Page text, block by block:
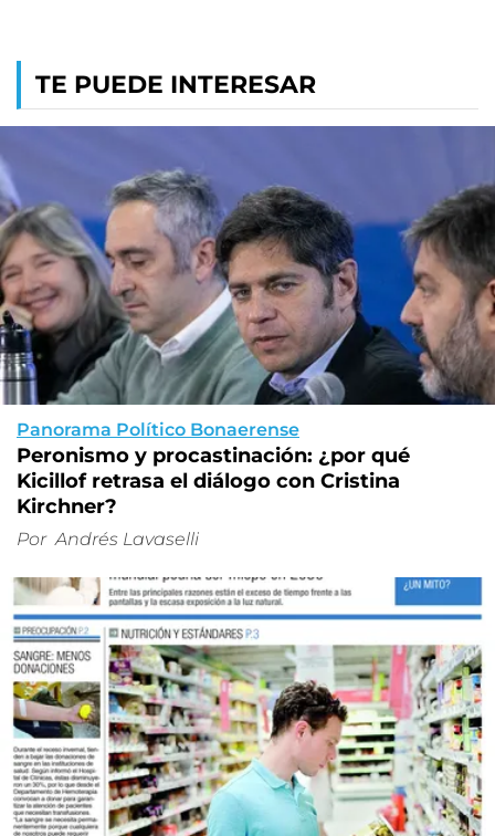
TE PUEDE INTERESAR
Panorama Político Bonaerense
Peronismo y procastinación: ¿por qué
Kicillof retrasa el diálogo con Cristina
Kirchner?
Por Andrés Lavaselli